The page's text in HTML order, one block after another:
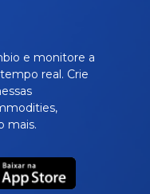
e monitore a
real. Crie
mais.